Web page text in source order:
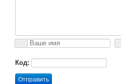
Код:
Отправить